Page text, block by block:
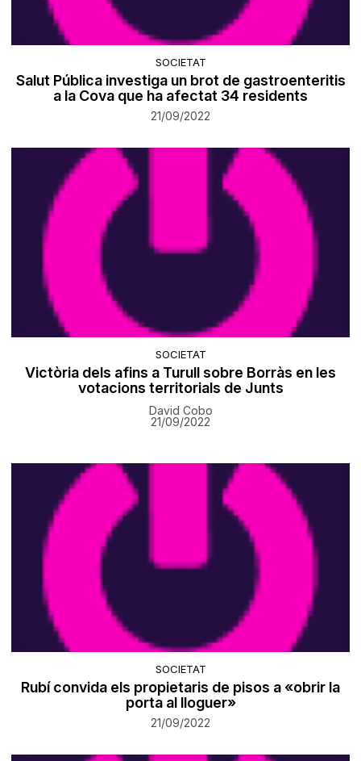
SOCIETAT
Salut Pública investiga un brot de gastroenteritis
a la Cova que ha afectat 34 residents
21/09/2022
SOCIETAT
Victòria dels afins a Turull sobre Borràs en les
votacions territorials de Junts
David Cobo
21/09/2022
SOCIETAT
Rubí convida els propietaris de pisos a «obrir la
porta al lloguer»
21/09/2022